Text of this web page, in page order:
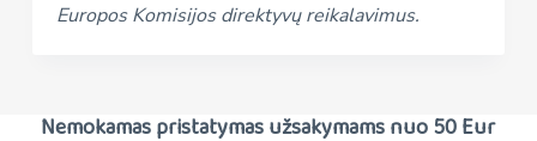
Europos Komisijos direktyvų reikalavimus.
Nemokamas pristatymas užsakymams nuo 50 Eur